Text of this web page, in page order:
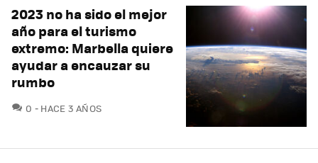
2023 no ha sido el mejor
año para el turismo
extremo: Marbella quiere
ayudar a encauzar su
rumbo
0 COMENTARIOS
HACE 3 AÑOS